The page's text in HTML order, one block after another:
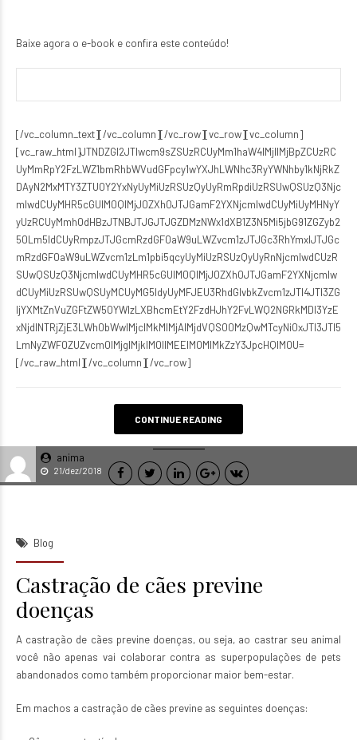
anima
21/dez/2018
Baixe agora o e-book e confira este conteúdo!
[/vc_column_text][/vc_column][/vc_row][vc_row][vc_column]
[vc_raw_html]JTNDZGl2JTIwcm9sZSUzRCUyMm1haW4lMjIlMjBpZCUzRC
UyMmRpY2FzLWZ1bmRhbWVudGFpcy1wYXJhLWNhc3RyYWNhby1kNjRkZ
DAyN2MxMTY3ZTU0Y2YxNyUyMiUzRSUzQyUyRmRpdiUzRSUwQSUzQ3Njc
mlwdCUyMHR5cGUlM0QlMjJ0ZXh0JTJGamF2YXNjcmlwdCUyMiUyMHNyY
yUzRCUyMmh0dHBzJTNBJTJGJTJGZDMzNWx1dXB1Z3N5Mi5jbG91ZGZyb2
50Lm5ldCUyRmpzJTJGcmRzdGF0aW9uLWZvcm1zJTJGc3RhYmxlJTJGc
mRzdGF0aW9uLWZvcm1zLm1pbi5qcyUyMiUzRSUzQyUyRnNjcmlwdCUzR
SUwQSUzQ3NjcmlwdCUyMHR5cGUlM0QlMjJ0ZXh0JTJGamF2YXNjcmlw
dCUyMiUzRSUwQSUyMCUyMG5ldyUyMFJEU3RhdGlvbkZvcm1zJTI4JTI3ZG
ljYXMtZnVuZGFtZW50YWlzLXBhcmEtY2FzdHJhY2FvLWQ2NGRkMDI3YzE
xNjdlNTRjZjE3LWh0bWwlMjclMkMlMjAlMjdVQS00MzQwMTcyNi0xJTI3JTI5
LmNyZWF0ZUZvcm0lMjglMjklM0IlMEElM0MlMkZzY3JpcHQlM0U=
[/vc_raw_html][/vc_column][/vc_row]
CONTINUE READING
Blog
Castração de cães previne
doenças
A castração de cães previne doenças, ou seja, ao castrar seu animal
você não apenas vai colaborar contra as superpopulações de pets
abandonados como também proporcionar maior bem-estar.
Em machos a castração de cães previne as seguintes doenças: